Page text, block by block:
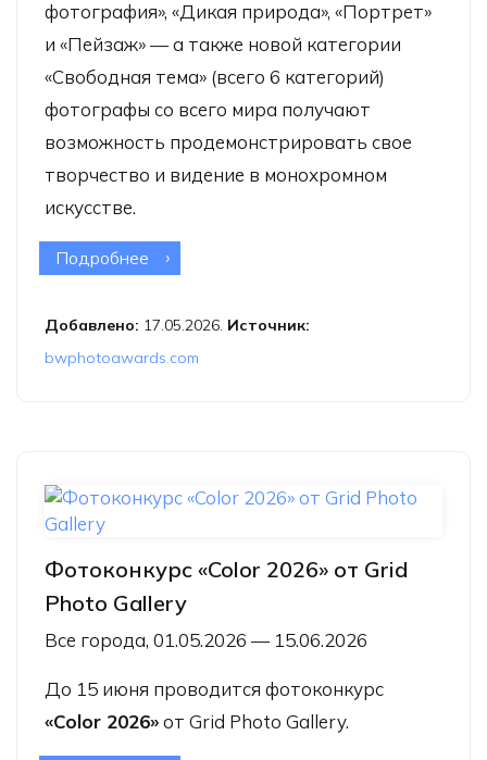
фотография», «Дикая природа», «Портрет»
и «Пейзаж» — а также новой категории
«Свободная тема» (всего 6 категорий)
фотографы со всего мира получают
возможность продемонстрировать свое
творчество и видение в монохромном
искусстве.
Подробнее о Конкурс Black & White Photo
Добавлено: 17.05.2026. Источник:
bwphotoawards.com
Фотоконкурс «Color 2026» от Grid
Photo Gallery
Все города, 01.05.2026 — 15.06.2026
До 15 июня проводится фотоконкурс
«Color 2026»от Grid Photo Gallery.